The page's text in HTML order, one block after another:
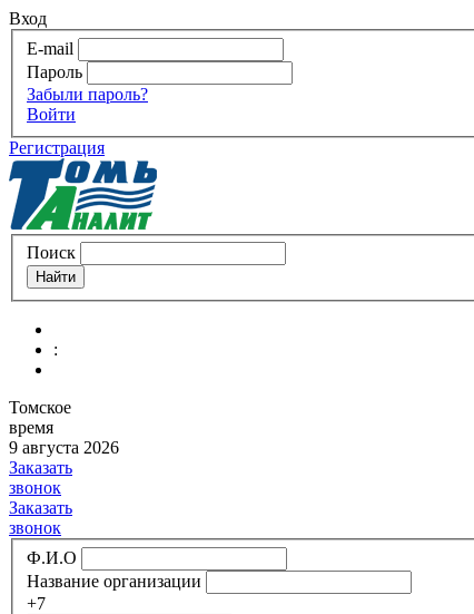
Вход
E-mail
Пароль
Забыли пароль?
Войти
Регистрация
Поиск
:
Томское
время
9 августа 2026
Заказать
звонок
Заказать
звонок
Ф.И.О
Название организации
+7